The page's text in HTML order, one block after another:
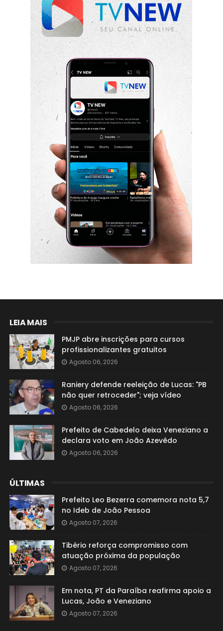
LEIA MAIS
PMJP abre inscrições para cursos
profissionalizantes gratuitos
Agosto 06, 2026
Raniery defende reeleição de Lucas: "PB
não quer retroceder"; veja vídeo
Agosto 06, 2026
Prefeito de Cabedelo deixa Veneziano a
declara voto em João Azevêdo
Agosto 06, 2026
ÚLTIMAS
Prefeito Leo Bezerra comemora nota 5,7
no Ideb de João Pessoa
Agosto 07, 2026
Tibério reforça compromisso com
atuação próxima da população
Agosto 07, 2026
Em nota, PT da Paraíba reafirma apoio a
Lucas, João e Veneziano
Agosto 07, 2026